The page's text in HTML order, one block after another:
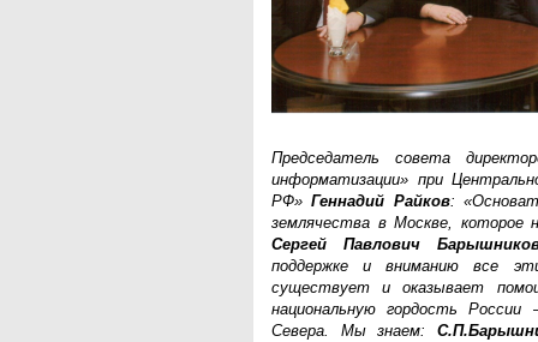
Председатель совета
информатизации» при
РФ»Геннадий Райков:
землячества в Москве, которое
Сергей Павлович
поддержке и вниманию все
существует и оказывает
национальную гордость России
Севера. Мы знаем: